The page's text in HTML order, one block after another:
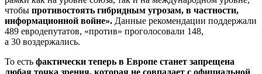
чтобы противостоять гибридным угрозам, в частности,
информационной войне». Данные рекомендации поддержали
489 евродепутатов, «против» проголосовали 148,
а 30 воздержались.
То есть фактически теперь в Европе станет запрещена
любая точка зрения, которая не совпадает с официальной